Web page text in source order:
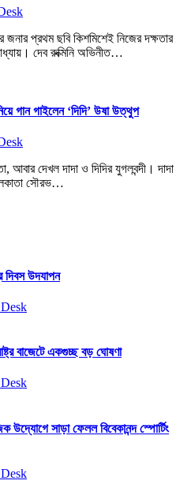
জনার প্রথম ছবি কিশমিশেই নিজের দক্ষতার
দেব রুক্মিনি অভিনীত…
গান গাইলেন ‘দিদি’ উষা উত্থুপ
দেখল দাদা ও দিদির যুগলবন্দী। দাদা
সৌরভ…
দিবস উদযাপন
বাজেটে একগুচ্ছ বড় ঘোষণা
উদ্যোগে সাড়া ফেলল বিবেকানন্দ স্পোর্টিং